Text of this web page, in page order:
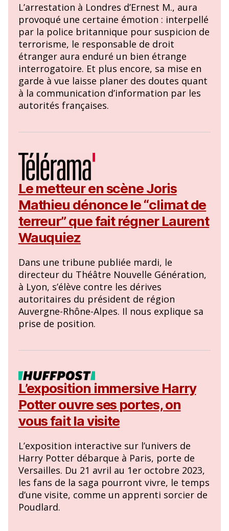
L’arrestation à Londres d’Ernest M., aura
provoqué une certaine émotion : interpellé
par la police britannique pour suspicion de
terrorisme, le responsable de droit
étranger aura enduré un bien étrange
interrogatoire. Et plus encore, sa mise en
garde à vue laisse planer des doutes quant
à la communication d’information par les
autorités françaises.
Le metteur en scène Joris
Mathieu dénonce le “climat de
terreur” que fait régner Laurent
Wauquiez
Dans une tribune publiée mardi, le
directeur du Théâtre Nouvelle Génération,
à Lyon, s’élève contre les dérives
autoritaires du président de région
Auvergne-Rhône-Alpes. Il nous explique sa
prise de position.
L’exposition immersive Harry
Potter ouvre ses portes, on
vous fait la visite
L’exposition interactive sur l’univers de
Harry Potter débarque à Paris, porte de
Versailles. Du 21 avril au 1er octobre 2023,
les fans de la saga pourront vivre, le temps
d’une visite, comme un apprenti sorcier de
Poudlard.